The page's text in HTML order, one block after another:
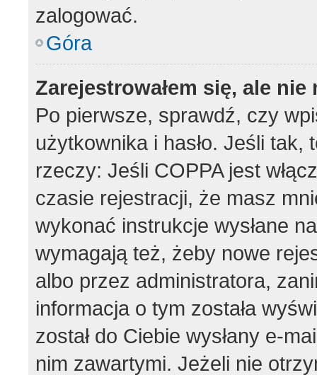
zalogować.
Góra
Zarejestrowałem się, ale
Po pierwsze, sprawdź, czy
użytkownika i hasło. Jeśli tak,
rzeczy: Jeśli COPPA jest
czasie rejestracji, że masz
wykonać instrukcje wysłane
wymagają też, żeby nowe
albo przez administratora,
informacja o tym została
został do Ciebie wysłany e-
nim zawartymi. Jeżeli nie